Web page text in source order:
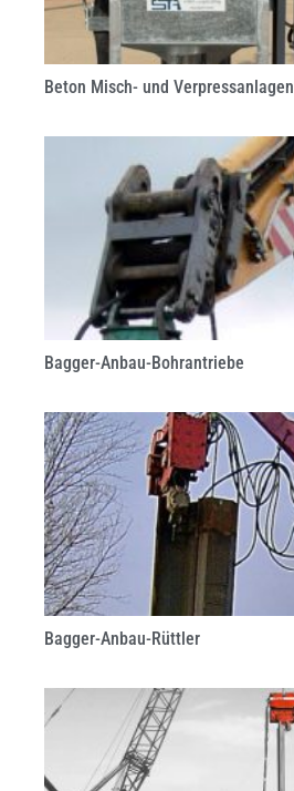
Beton Misch- und Verpressanlagen
Bagger-Anbau-Bohrantriebe
Bagger-Anbau-Rüttler